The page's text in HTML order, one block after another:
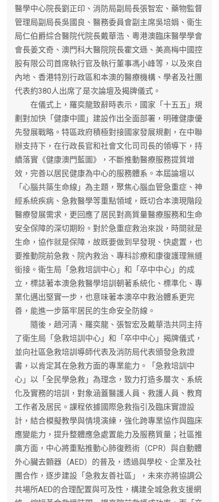
醫學中心院長劉正印、消防局副局長張智宏、藥物監督
管理局副局長吳國良、醫務委員會副主席吳培娟、衛生
局仁伯爵綜合醫院代院長戴華浩、粵港澳臨床醫學學會
會長姜文奇、澳門科大醫院院長霍文遜、美高梅中國控
股有限公司首席執行官及執行董事馮小峰等，以及來自
內地、香港特別行政區和本澳的醫療機構、學者及社團
代表約380人出席了是次論壇及揭牌儀式。
在儀式上，羅奕龍致辭時表示，國家「十五五」規
劃對加快「健康中國」建設作出全面部署，明確健康優
先發展戰略。特區政府積極對接國家發展規劃，在中聯
辦支持下，在行政長官和社會文化司司長的領導下，持
續落實《健康澳門藍圖》，不斷推動醫療服務提質增
效，完善以居民健康為中心的服務體系。本屆論壇以
「心腦共築生命線」為主題，聚焦心腦血管急重症、神
經系統疾病、急救醫學等重點領域，既切合本澳現階段
醫療發展需求，更回應了居民對高質量醫療服務和生命
安全保障的深切期盼。對於急重症救治來說，時間就是
生命，協作就是保障，故既要做到早發現、快處置，也
要推動院前急救、院內救治、專科診療和康復護理無縫
銜接。衛生局「急救培訓中心」和「卒中中心」的成
立，標誌著本澳急救醫學培訓朝著系統化、標準化、專
業化邁出堅實一步，也意味著本澳卒中救治體系更完
善，能進一步築牢居民的生命安全防線。
隨後，趙河清、羅奕龍、張智宏及戴華浩共同主持
了衛生局「急救培訓中心」和「卒中中心」揭牌儀式，
並向社區急救培訓導師代表及消防局代表頒發急救證
書，以肯定其在急救方面的專業能力。「急救培訓中
心」以「全民學急救」為理念，致力打造多層次、系統
化及實務的培訓，對象涵蓋醫護人員、救護人員、教育
工作者及居民。課程依據國際急救指引及臨床實證設
計，結合模擬教學與情境演練，強化跨專業協作與臨床
應變能力，提升整體應急處置能力及服務質量；社區推
廣方面，中心將重點推動心肺復甦術（CPR）與自動體
外心臟去顫器（AED）的普及，透過與學校、企業及社
團合作，逐步建設「急救友善社區」，未來亦將協調公
共場所AED的合理配置與可及性，構建全城急救支援網